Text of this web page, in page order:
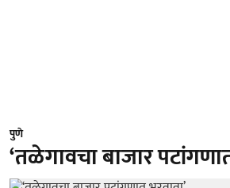
पुणे
‘तळेगावचा बाजार